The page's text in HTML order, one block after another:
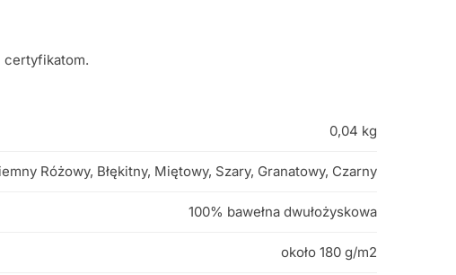
certyfikatom.
0,04 kg
Różowy, Błękitny, Miętowy, Szary, Granatowy, Czarny
100% bawełna dwułożyskowa
około 180 g/m2